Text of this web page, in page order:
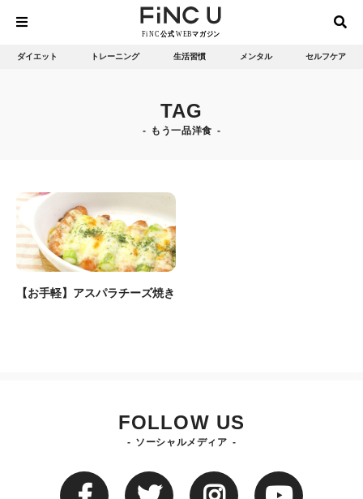
ダイエット トレーニング 生活習慣 メンタル セルフケア
TAG
もう一品洋食
【お手軽】アスパラチーズ焼き
FOLLOW US
ソーシャルメディア